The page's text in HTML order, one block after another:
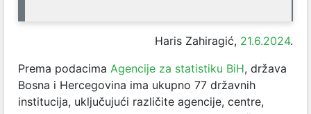
Haris Zahiragić, 21.6.2024.
Prema podacima Agencije za statistiku BiH, država
Bosna i Hercegovina ima ukupno 77 državnih
institucija, uključujući različite agencije, centre,